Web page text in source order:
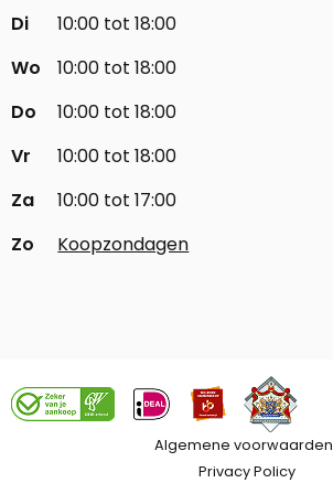
Di
10:00 tot 18:00
Wo
10:00 tot 18:00
Do
10:00 tot 18:00
Vr
10:00 tot 18:00
Za
10:00 tot 17:00
Zo
Koopzondagen
Algemene voorwaarden
Privacy Policy